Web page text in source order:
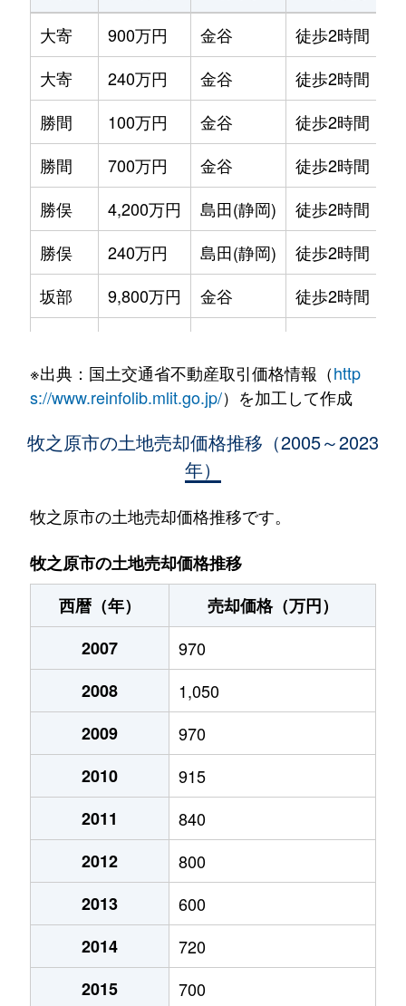
大寄
900万円 金谷
徒歩2時間
大寄
240万円 金谷
徒歩2時間
勝間
100万円 金谷
徒歩2時間
勝間
700万円 金谷
徒歩2時間
勝俣
4,200万円 島田(静岡)
徒歩2時間
勝俣
240万円 島田(静岡)
徒歩2時間
坂部
9,800万円 金谷
徒歩2時間
坂部
150万円 島田(静岡)
徒歩2時間
島田(静岡)
静波
50万円 島田(静岡)
静波
250万円 島田(静岡)
静波
210万円 島田(静岡)
徒歩2時間
330万円 島田(静岡)
地頭方
800万円 菊川(静岡)
地頭方
110万円 菊川(静岡)
菅ケ谷
440万円 金谷
菅ケ谷
2,500万円 金谷
170万円 島田(静岡)
1,400万円 島田(静岡)
布引原
1,000万円 金谷
160万円 金谷
※出典：国土交通省不動産取引価格情報（http
s://www.reinfolib.mlit.go.jp/）を加工して作成
牧之原市の土地売却価格推移（2005～2023
年）
牧之原市の土地売却価格推移です。
牧之原市の土地売却価格推移
西暦（年）
売却価格（万円）
2007
970
2008
1,050
2009
970
2010
915
2011
840
2012
800
2013
600
2014
720
2015
700